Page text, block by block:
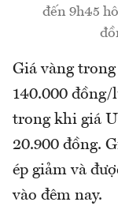
đến 9h45
Giá vàng trong
140.000 đồng/
trong khi giá
20.900 đồng.
ép giảm và
vào đêm nay.